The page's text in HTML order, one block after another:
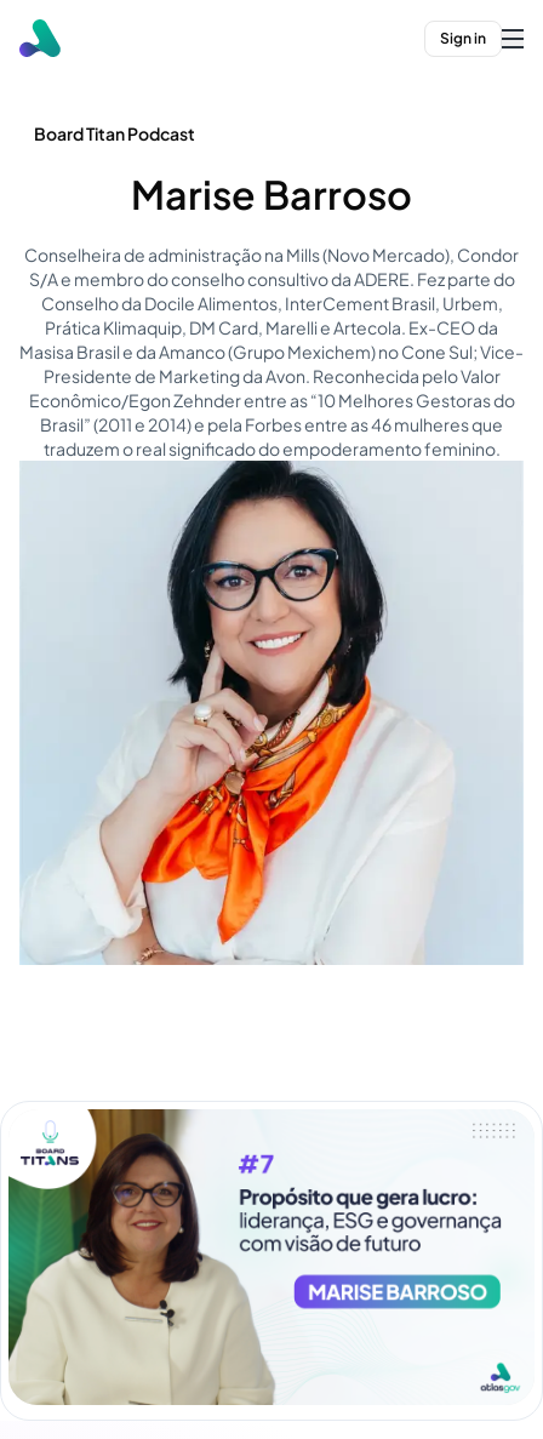
Sign in
Board Titan Podcast
Marise Barroso
Conselheira de administração na Mills (Novo Mercado), Condor
S/A e membro do conselho consultivo da ADERE. Fez parte do
Conselho da Docile Alimentos, InterCement Brasil, Urbem,
Prática Klimaquip, DM Card, Marelli e Artecola. Ex-CEO da
Masisa Brasil e da Amanco (Grupo Mexichem) no Cone Sul; Vice-
Presidente de Marketing da Avon. Reconhecida pelo Valor
Econômico/Egon Zehnder entre as “10 Melhores Gestoras do
Brasil” (2011 e 2014) e pela Forbes entre as 46 mulheres que
traduzem o real significado do empoderamento feminino.